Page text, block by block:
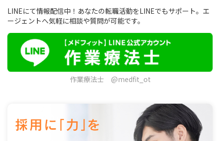
LINEにて情報配信中！あなたの転職活動をLINEでもサポート。エ
ージェントへ気軽に相談や質問が可能です。
作業療法士 @medfit_ot